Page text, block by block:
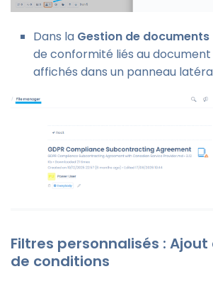
Dans la Gestion de documents
de conformité liés au
affichés dans un panneau
Filtres personnalisés :
de conditions